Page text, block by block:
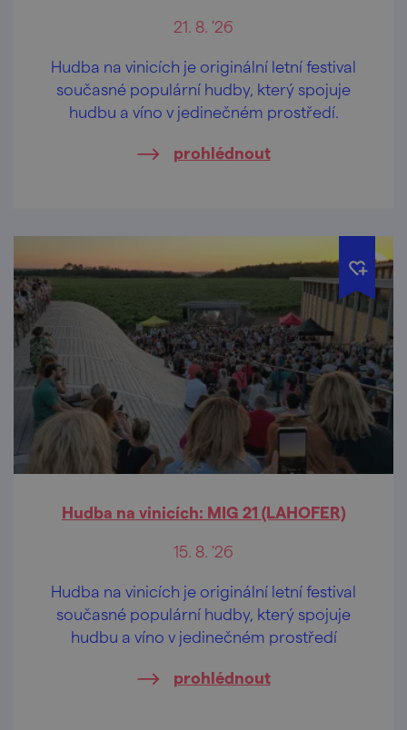
21. 8. '26
Hudba na vinicích je originální letní festival
současné populární hudby, který spojuje
hudbu a víno v jedinečném prostředí.
prohlédnout
Hudba na vinicích: MIG 21 (LAHOFER)
15. 8. '26
Hudba na vinicích je originální letní festival
současné populární hudby, který spojuje
hudbu a víno v jedinečném prostředí
prohlédnout